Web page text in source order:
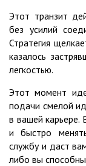
Этот транзит
без усилий
Стратегия
казалось
легкостью.
Этот момент
подачи смелой
в вашей карьере.
и быстро
службу и даст
либо вы